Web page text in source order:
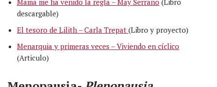
Mama me ha venido la regla – May Serrano (Libro
descargable)
El tesoro de Lilith – Carla Trepat (Libro y proyecto)
Menarquia y primeras veces – Viviendo en cíclico
(Articulo)